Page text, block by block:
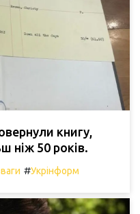
книгу,
ніж 50 років.
#Укрінформ